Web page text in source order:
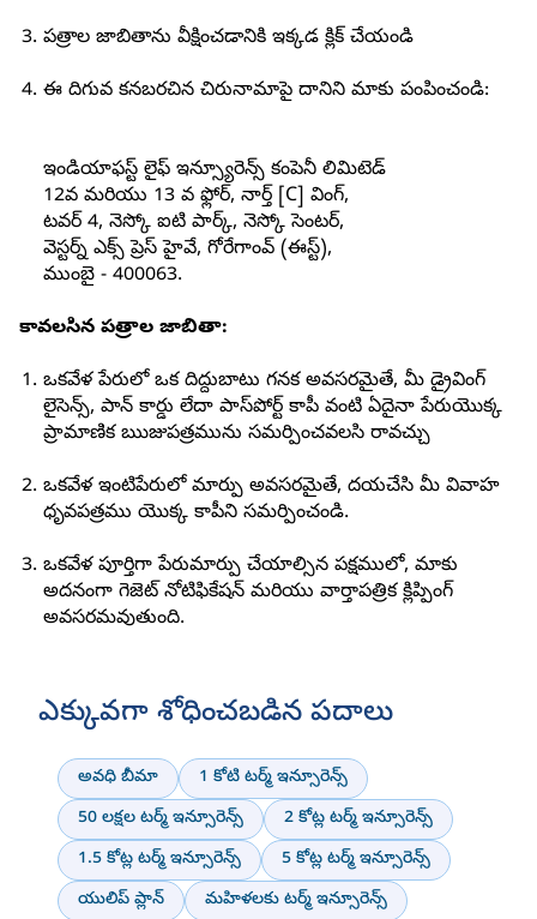
పత్రాల జాబితాను వీక్షించడానికి ఇక్కడ క్లిక్ చేయండి
ఈ దిగువ కనబరచిన చిరునామాపై దానిని మాకు పంపించండి:
ఇండియాఫస్ట్ లైఫ్ ఇన్స్యూరెన్స్ కంపెనీ లిమిటెడ్
12వ మరియు 13 వ ఫ్లోర్, నార్త్ [C] వింగ్,
టవర్ 4, నెస్కో ఐటి పార్క్, నెస్కో సెంటర్,
వెస్టర్న్ ఎక్స్ ప్రెస్ హైవే, గోరేగాంవ్ (ఈస్ట్),
ముంబై - 400063.
కావలసిన పత్రాల జాబితా:
ఒకవేళ పేరులో ఒక దిద్దుబాటు గనక అవసరమైతే, మీ డ్రైవింగ్
లైసెన్స్, పాన్ కార్డు లేదా పాస్‌పోర్ట్ కాపీ వంటి ఏదైనా పేరుయొక్క
ప్రామాణిక ఋజుపత్రమును సమర్పించవలసి రావచ్చు
ఒకవేళ ఇంటిపేరులో మార్పు అవసరమైతే, దయచేసి మీ వివాహ
ధృవపత్రము యొక్క కాపీని సమర్పించండి.
ఒకవేళ పూర్తిగా పేరుమార్పు చేయాల్సిన పక్షములో, మాకు
అదనంగా గెజెట్ నోటిఫికేషన్ మరియు వార్తాపత్రిక క్లిప్పింగ్
అవసరమవుతుంది.
ఎక్కువగా శోధించబడిన పదాలు
అవధి బీమా
1 కోటి టర్మ్ ఇన్సూరెన్స్
50 లక్షల టర్మ్ ఇన్సూరెన్స్
2 కోట్ల టర్మ్ ఇన్సూరెన్స్
1.5 కోట్ల టర్మ్ ఇన్సూరెన్స్
5 కోట్ల టర్మ్ ఇన్సూరెన్స్
యులిప్ ప్లాన్
మహిళలకు టర్మ్ ఇన్సూరెన్స్